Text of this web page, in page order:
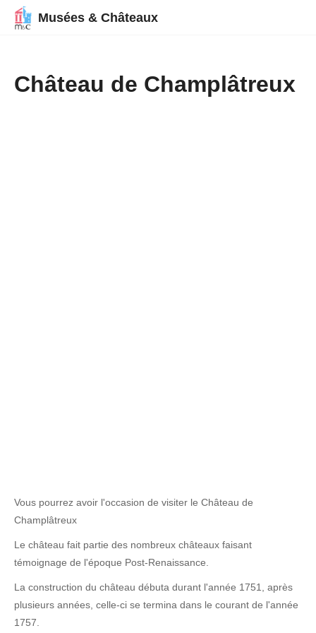
Musées & Châteaux
Château de Champlâtreux
Vous pourrez avoir l'occasion de visiter le Château de
Champlâtreux
Le château fait partie des nombreux châteaux faisant
témoignage de l'époque Post-Renaissance.
La construction du château débuta durant l'année 1751, après
plusieurs années, celle-ci se termina dans le courant de l'année
1757.